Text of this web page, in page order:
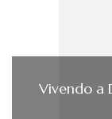
Vivendo a